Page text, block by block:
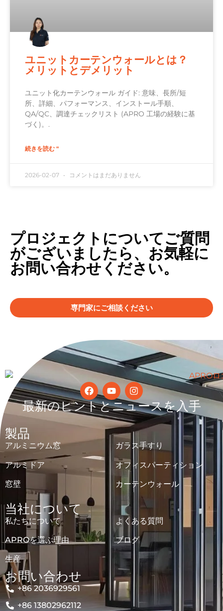
ユニットカーテンウォールとは？
メリットとデメリット
ユニット化カーテンウォール ガイド: 意味、長所/短
所、詳細、パフォーマンス、インストール手順、
QA/QC、調達チェックリスト (APRO 工場の経験に基
づく)。.
続きを読む "
2026-02-07 コメントはまだありません
プロジェクトについてご質問
がございましたら、お気軽に
お問い合わせください。
専門家にご相談ください
最新のヒントとニュースを入手
製品
アルミニウム窓
アルミドア
窓壁
ガラス手すり
オフィスパーティション
カーテンウォール
当社について
私たちについて
APROを選ぶ理由
生産
よくある質問
ブログ
お問い合わせ
+86 2036929561
+86 13802962112